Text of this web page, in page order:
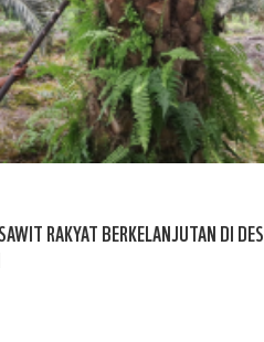
RAKYAT BERKELANJUTAN DI